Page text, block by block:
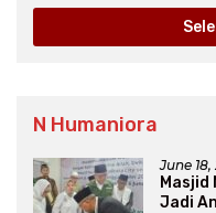
N Humaniora
June 18,
Masjid
Jadi